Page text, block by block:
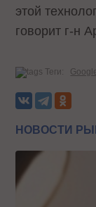
этой
говорит г-н
Теги:
НОВОСТИ